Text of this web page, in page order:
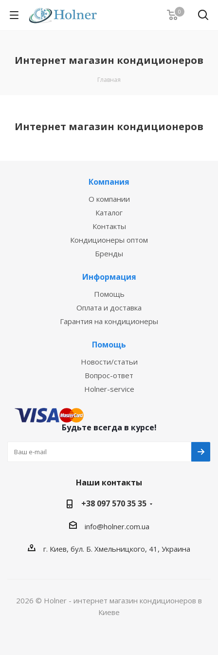
0
Интернет магазин кондиционеров
Главная
Интернет магазин кондиционеров
Компания
О компании
Каталог
Контакты
Кондиционеры оптом
Бренды
Информация
Помощь
Оплата и доставка
Гарантия на кондиционеры
Помощь
Новости/статьи
Вопрос-ответ
Holner-service
Будьте всегда в курсе!
Наши контакты
+38 097 570 35 35
info@holner.com.ua
г. Киев, бул. Б. Хмельницкого, 41, Украина
2026 © Holner - интернет магазин кондиционеров в
Киеве